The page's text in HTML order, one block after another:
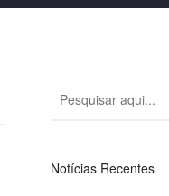
Notícias Recentes